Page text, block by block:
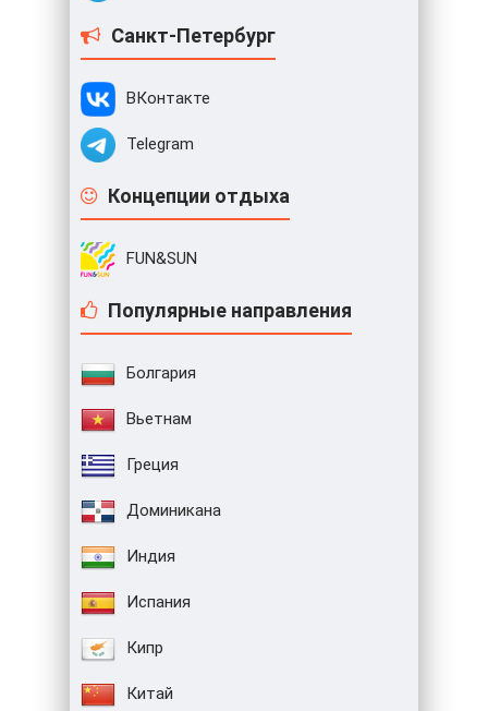
Санкт-Петербург
ВКонтакте
Telegram
Концепции отдыха
FUN&SUN
Популярные направления
Болгария
Вьетнам
Греция
Доминикана
Индия
Испания
Кипр
Китай